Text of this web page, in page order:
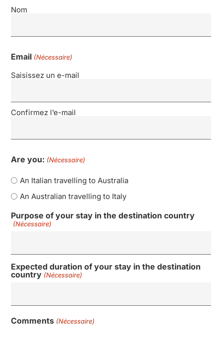
Nom
Email (Nécessaire)
Saisissez un e-mail
Confirmez l’e-mail
Are you: (Nécessaire)
An Italian travelling to Australia
An Australian travelling to Italy
Purpose of your stay in the destination country
(Nécessaire)
Expected duration of your stay in the destination
country (Nécessaire)
Comments (Nécessaire)